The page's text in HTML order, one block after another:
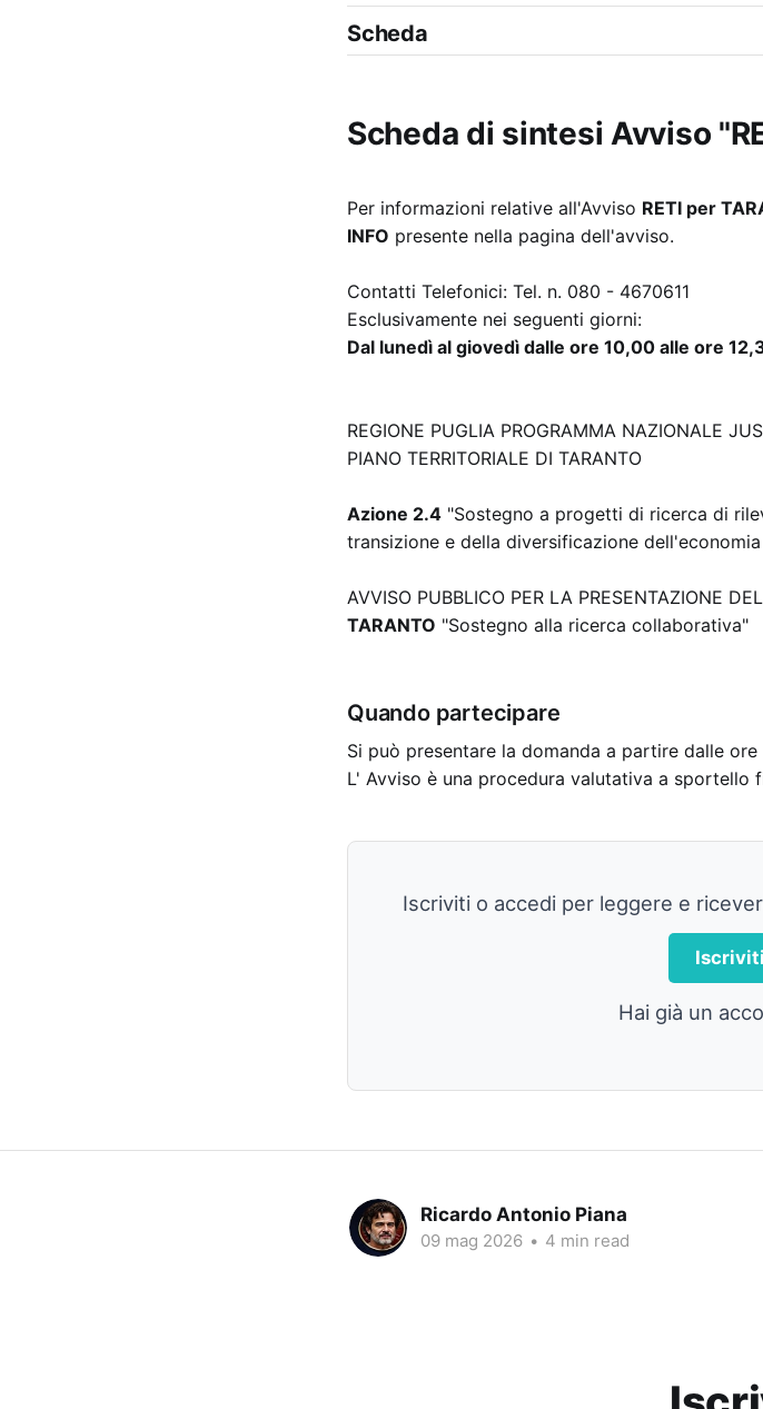
Scheda
Scheda di sintesi Avviso
Per informazioni relative all'Avviso RETI per
INFO presente nella pagina dell'avviso.
Contatti Telefonici: Tel. n. 080 - 4670611
Esclusivamente nei seguenti giorni:
Dal lunedì al giovedì dalle ore 10,00 alle ore
REGIONE PUGLIA PROGRAMMA NAZIONALE
PIANO TERRITORIALE DI TARANTO
Azione 2.4 "Sostegno a progetti di ricerca di
transizione e della diversificazione
AVVISO PUBBLICO PER LA PRESENTAZIONE
TARANTO "Sostegno alla ricerca collaborativa"
Quando partecipare
Si può presentare la domanda a partire dalle ore
L' Avviso è una procedura valutativa a sportello
Iscriviti o accedi per leggere e
Hai già un
Ricardo Antonio Piana
09 mag 2026 • 4 min read